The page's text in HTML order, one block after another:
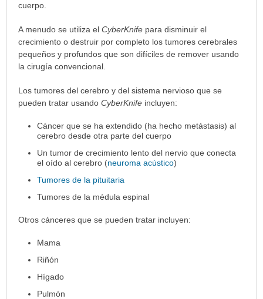
procedimiento
sido
extendido.
cuerpo.
A menudo se utiliza el CyberKnife para disminuir el
crecimiento o destruir por completo los tumores cerebrales
pequeños y profundos que son difíciles de remover usando
la cirugía convencional.
Los tumores del cerebro y del sistema nervioso que se
pueden tratar usando CyberKnifeincluyen:
Cáncer que se ha extendido (ha hecho metástasis) al
cerebro desde otra parte del cuerpo
Un tumor de crecimiento lento del nervio que conecta
el oído al cerebro (neuroma acústico)
Tumores de la pituitaria
Tumores de la médula espinal
Otros cánceres que se pueden tratar incluyen:
Mama
Riñón
Hígado
Pulmón